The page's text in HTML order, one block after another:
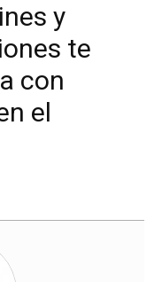
y
te
con
el